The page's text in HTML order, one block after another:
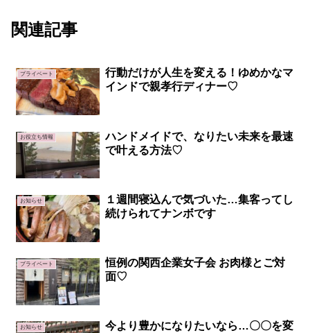
関連記事
プライベート
行動だけが人生を変える！ゆめかなマ
インドで親孝行ディナー♡
お役立ち情報
ハンドメイドで、なりたい未来を最速
で叶える方法♡
お知らせ
１週間寝込んで気づいた…集客ってし
続けられてナンボです
プライベート
恒例の関西企業女子会 お肉様とご対
面♡
お知らせ
今より豊かになりたいなら…〇〇を変